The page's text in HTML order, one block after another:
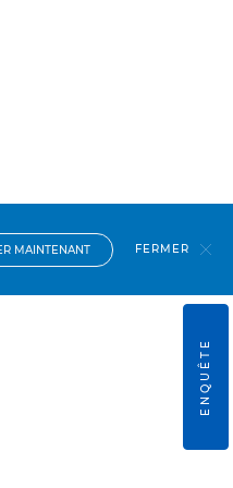
MAINTENANT FERMER
ENQUÊTE